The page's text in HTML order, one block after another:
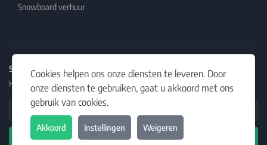
Cookies helpen ons onze diensten te leveren. Door
onze diensten te gebruiken, gaat u akkoord met ons
gebruik van cookies.
Akkoord Instellingen Weigeren
Snowboard verhuur
Schrijf je in op onze nieuwsbrief
Het laatste nieuws, artikelen en aanbiedingen in jouw inbox.
Email Address
Abonneren